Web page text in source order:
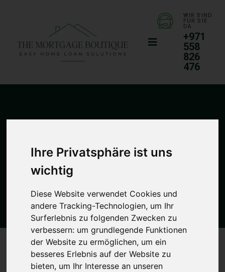
Ihre Privatsphäre ist uns
wichtig
Diese Website verwendet Cookies und
andere Tracking-Technologien, um Ihr
Surferlebnis zu folgenden Zwecken zu
verbessern: um grundlegende Funktionen
der Website zu ermöglichen, um ein
besseres Erlebnis auf der Website zu
bieten, um Ihr Interesse an unseren
WIR SIND
FÜR SIE
DA
+971
558
826
476
Warum Dubai?